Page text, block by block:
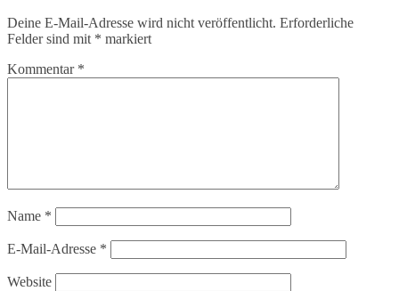
Deine E-Mail-Adresse wird nicht veröffentlicht. Erforderliche
Felder sind mit * markiert
Kommentar *
Name *
E-Mail-Adresse *
Website